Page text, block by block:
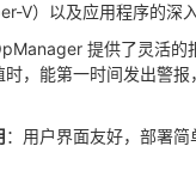
V）以及应用程序的深入
提供了灵活的
时，能第一时间发出警
：用户界面友好，部署